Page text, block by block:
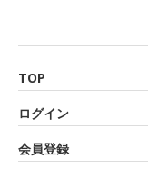
TOP
ログイン
会員登録